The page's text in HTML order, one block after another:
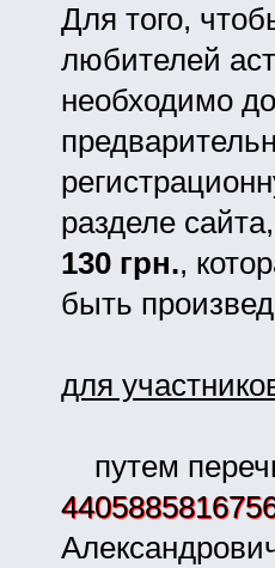
Для того,
любителей
необходимо
разделе
130 грн.,
быть
для
путем